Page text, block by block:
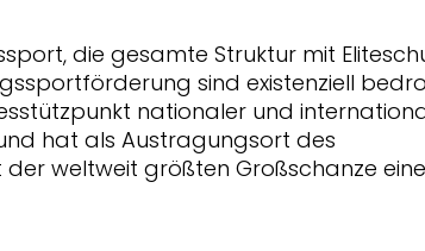
die gesamte Struktur mit
sind existenziell
nationaler und
hat als Austragungsort des
weltweit größten Großschanze eine